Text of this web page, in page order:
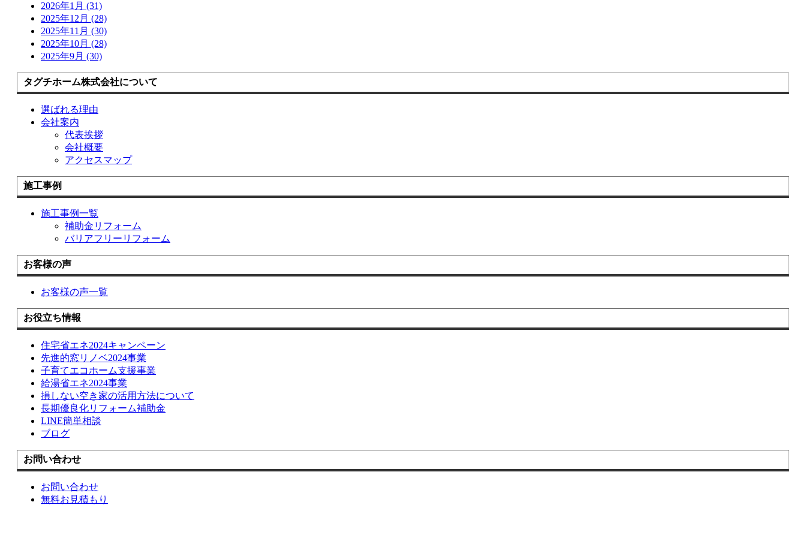
2026年1月 (31)
2025年12月 (28)
2025年11月 (30)
2025年10月 (28)
2025年9月 (30)
タグチホーム株式会社について
選ばれる理由
会社案内
代表挨拶
会社概要
アクセスマップ
施工事例
施工事例一覧
補助金リフォーム
バリアフリーリフォーム
お客様の声
お客様の声一覧
お役立ち情報
住宅省エネ2024キャンペーン
先進的窓リノベ2024事業
子育てエコホーム支援事業
給湯省エネ2024事業
損しない空き家の活用方法について
長期優良化リフォーム補助金
LINE簡単相談
ブログ
お問い合わせ
お問い合わせ
無料お見積もり